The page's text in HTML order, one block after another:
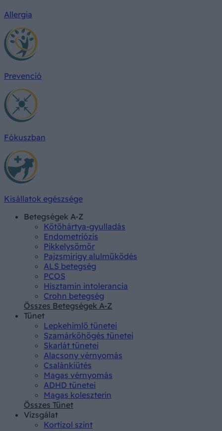
Allergia
Prevenció
Fókuszban
Kisállatok egészsége
Betegségek A-Z
Kötőhártya-gyulladás
Endometriózis
Pikkelysömör
Pajzsmirigy alulműködés
ALS betegség
PCOS
Hisztamin intolerancia
Crohn betegség
Összes Betegségek A-Z
Tünet
Lepkehimlő tünetei
Szamárköhögés tünetei
Skarlát tünetei
Alacsony vérnyomás
Csalánkiütés
Magas vérnyomás
ADHD tünetei
Magas koleszterin
Összes Tünet
Vizsgálat
Kortizol szint